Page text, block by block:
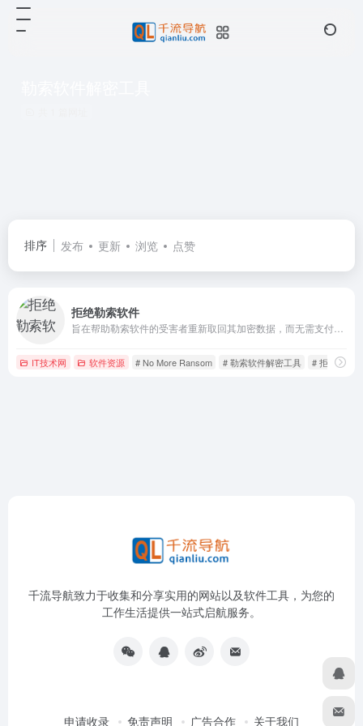
排序 发布 更新 浏览 点赞
拒绝勒索软件
IT技术网 软件资源 # No More Ransom # 勒索软件解密工具 # 拒绝勒索
千流导航致力于收集和分享实用的网站以及软件工具，为您的
工作生活提供一站式启航服务。
申请收录 免责声明 广告合作 关于我们